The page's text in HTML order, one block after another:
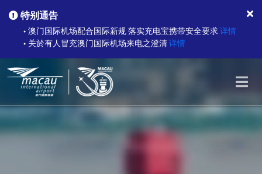
特别通告
● 澳门国际机场配合国际新规 落实充电宝携带安全要求详情
● 关於有人冒充澳门国际机场来电之澄清详情